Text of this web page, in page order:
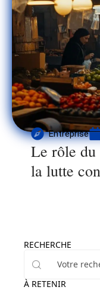
Entreprise
Le rôle du
la lutte
RECHERCHE
À RETENIR